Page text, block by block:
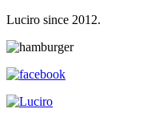
Luciro since 2012.